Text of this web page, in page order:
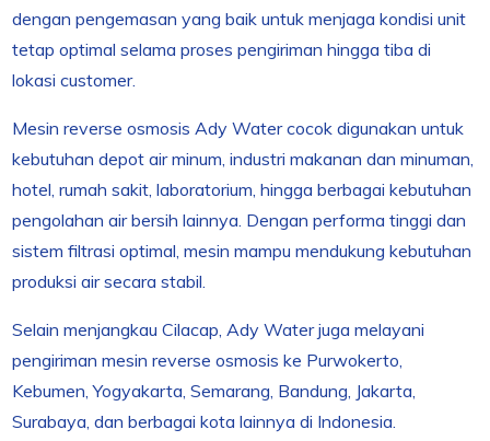
dengan pengemasan yang baik untuk menjaga kondisi unit
tetap optimal selama proses pengiriman hingga tiba di
lokasi customer.
Mesin reverse osmosis Ady Water cocok digunakan untuk
kebutuhan depot air minum, industri makanan dan minuman,
hotel, rumah sakit, laboratorium, hingga berbagai kebutuhan
pengolahan air bersih lainnya. Dengan performa tinggi dan
sistem filtrasi optimal, mesin mampu mendukung kebutuhan
produksi air secara stabil.
Selain menjangkau Cilacap, Ady Water juga melayani
pengiriman mesin reverse osmosis ke Purwokerto,
Kebumen, Yogyakarta, Semarang, Bandung, Jakarta,
Surabaya, dan berbagai kota lainnya di Indonesia.